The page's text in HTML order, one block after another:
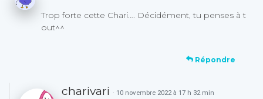
Trop forte cette Chari…. Décidément, tu penses à t
out^^
Répondre
charivari · 10 novembre 2022 à 17 h 32 min